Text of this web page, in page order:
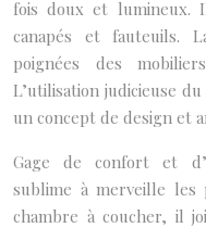
fois doux et lumineux.
canapés et fauteuils.
poignées des
L’utilisation judicieuse
un concept de design et
Gage de confort et
sublime à merveille les
chambre à coucher, il